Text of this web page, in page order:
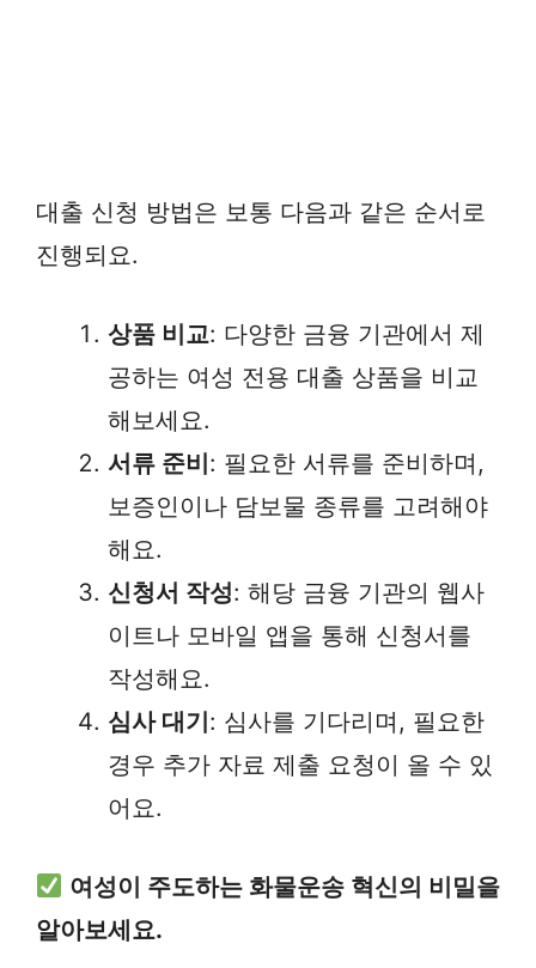
대출 신청 방법은 보통 다음과 같은 순서로
진행되요.
상품 비교: 다양한 금융 기관에서 제
공하는 여성 전용 대출 상품을 비교
해보세요.
서류 준비: 필요한 서류를 준비하며,
보증인이나 담보물 종류를 고려해야
해요.
신청서 작성: 해당 금융 기관의 웹사
이트나 모바일 앱을 통해 신청서를
작성해요.
심사 대기: 심사를 기다리며, 필요한
경우 추가 자료 제출 요청이 올 수 있
어요.
여성이 주도하는 화물운송 혁신의 비밀을
알아보세요.